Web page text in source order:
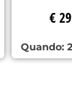
€
Quando: